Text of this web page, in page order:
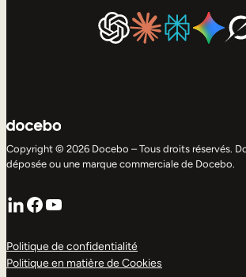
Copyright © 2026 Docebo – Tous droits réservés.
déposée ou une marque commerciale de Docebo.
LinkedIn
Facebook
YouTube
Politique de confidentialité
Politique en matière de Cookies